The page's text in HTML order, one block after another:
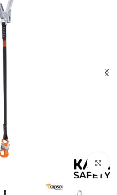
بزرگنمایی تصویر